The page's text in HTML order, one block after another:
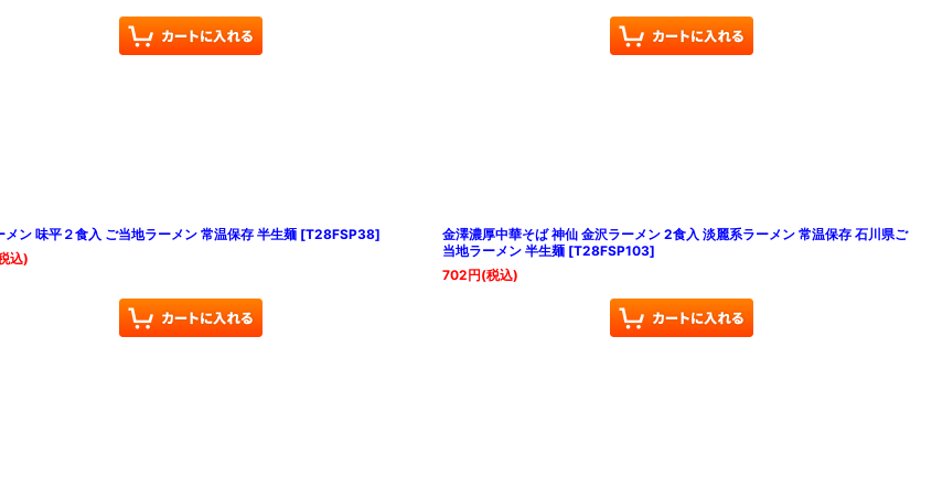
メン 味平２食入 ご当地ラーメン 常温保存 半生麺 [T28FSP38]
込)
金澤濃厚中華そば 神仙 金沢ラーメン 2食入 淡麗系ラーメン 常温保存 石川県ご
当地ラーメン 半生麺 [T28FSP103]
702円(税込)